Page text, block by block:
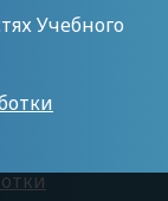
Учебного